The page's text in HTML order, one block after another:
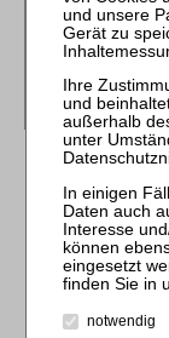
1.
notwendig